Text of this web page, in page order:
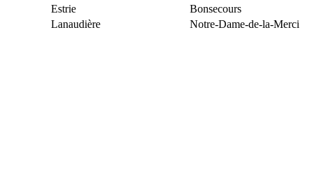
Estrie
Bonsecours
Lanaudière Notre-Dame-de-la-Merci